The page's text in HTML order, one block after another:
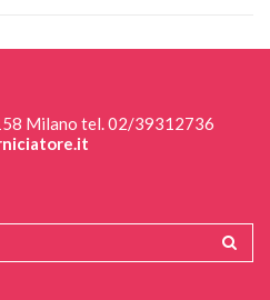
Milano tel. 02/39312736